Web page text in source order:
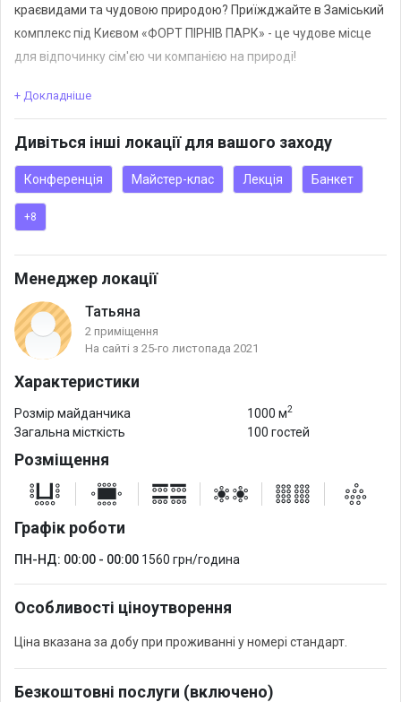
краєвидами та чудовою природою? Приїжджайте в Заміський
комплекс під Києвом «ФОРТ ПІРНІВ ПАРК» - це чудове місце
для відпочинку сім'єю чи компанією на природі!
В нас є:
СПА
розважальні майданчики для дітей
ресторани та кафе
+ Докладніше
Дивіться інші локації для вашого заходу
Конференція Майстер-клас Лекція Банкет
+8
Менеджер локації
Татьяна
2 приміщення
На сайті з 25-го листопада 2021
Характеристики
Розмір майданчика 1000 м2
Загальна місткість 100 гостей
Розміщення
Графік роботи
ПН-НД: 00:00 - 00:00 1560 грн/година
Особливості ціноутворення
Ціна вказана за добу при проживанні у номері стандарт.
Безкоштовні послуги (включено)